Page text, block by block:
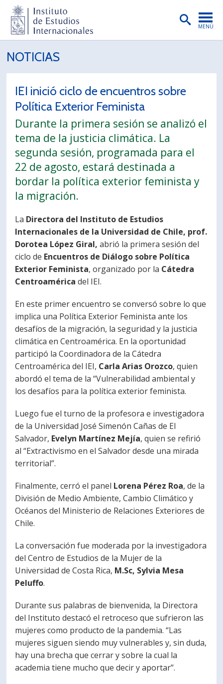
MENÚ
INSTITUTO
PREGRADO
POSTGRADO
INVESTIGACIÓN
EXTENSIÓN
PUBLICACIONES
ENGLISH
PORTUGUÊS
Postulantes
Estudiantes
Académicos
Egresados
NOTICIAS
IEI inició ciclo de encuentros sobre
Política Exterior Feminista
Durante la primera sesión se analizó el
tema de la justicia climática. La
segunda sesión, programada para el
22 de agosto, estará destinada a
bordar la política exterior feminista y
la migración.
La Directora del Instituto de Estudios
Internacionales de la Universidad de Chile, prof.
Dorotea López Giral,abrió la primera sesión del
ciclo de Encuentros de Diálogo sobre Política
Exterior Feminista, organizado por la Cátedra
Centroamérica del IEI.
En este primer encuentro se conversó sobre lo que
implica una Política Exterior Feminista ante los
desafíos de la migración, la seguridad y la justicia
climática en Centroamérica. En la oportunidad
participó la Coordinadora de la Cátedra
Centroamérica del IEI, Carla Arias Orozco, quien
abordó el tema de la “Vulnerabilidad ambiental y
los desafíos para la política exterior feminista.
Luego fue el turno de la profesora e investigadora
de la Universidad José Simenón Cañas de El
Salvador, Evelyn Martínez Mejía, quien se refirió
al “Extractivismo en el Salvador desde una mirada
territorial”.
Finalmente, cerró el panel Lorena Pérez Roa, de la
División de Medio Ambiente, Cambio Climático y
Océanos del Ministerio de Relaciones Exteriores de
Chile.
La conversación fue moderada por la investigadora
del Centro de Estudios de la Mujer de la
Universidad de Costa Rica, M.Sc, Sylvia Mesa
Peluffo.
Durante sus palabras de bienvenida, la Directora
del Instituto destacó el retroceso que sufrieron las
mujeres como producto de la pandemia. “Las
mujeres siguen siendo muy vulnerables y, sin duda,
hay una brecha que cerrar y sobre la cual la
academia tiene mucho que decir y aportar”.